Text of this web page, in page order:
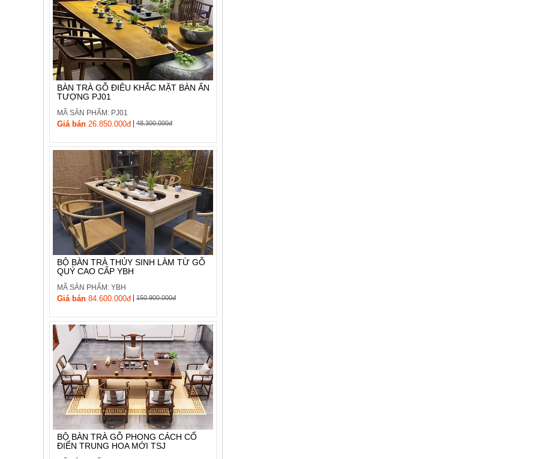
BÀN TRÀ GỖ ĐIÊU KHẮC MẶT BÀN ẤN
TƯỢNG PJ01
MÃ SẢN PHẨM: PJ01
Giá bán 26.850.000đ| 48.300.000đ
BỘ BÀN TRÀ THỦY SINH LÀM TỪ GỖ
QUÝ CAO CẤP YBH
MÃ SẢN PHẨM: YBH
Giá bán 84.600.000đ| 150.900.000đ
BỘ BÀN TRÀ GỖ PHONG CÁCH CỔ
ĐIỂN TRUNG HOA MỚI TSJ